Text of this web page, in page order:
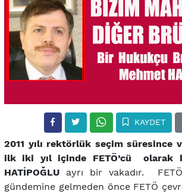
KAYDET
2011 yılı rektörlük seçim süresince
ilk iki yıl içinde FETÖ’cü olarak
HATİPOĞLU ayrı bir vakadır.
gündemine gelmeden önce FETÖ